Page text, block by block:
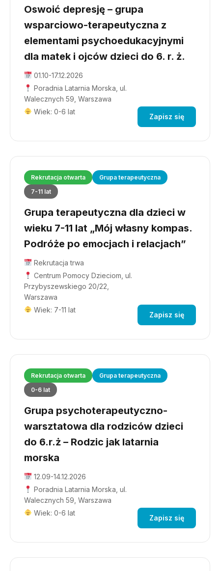
Oswoić depresję – grupa
wsparciowo-terapeutyczna z
elementami psychoedukacyjnymi
dla matek i ojców dzieci do 6. r. ż.
01.10-17.12.2026
Poradnia Latarnia Morska, ul.
Walecznych 59, Warszawa
Wiek: 0-6 lat
Zapisz się
Rekrutacja otwarta
Grupa terapeutyczna
7-11 lat
Grupa terapeutyczna dla dzieci w
wieku 7-11 lat „Mój własny kompas.
Podróże po emocjach i relacjach”
Rekrutacja trwa
Centrum Pomocy Dzieciom, ul.
Przybyszewskiego 20/22,
Warszawa
Wiek: 7-11 lat
Zapisz się
Rekrutacja otwarta
Grupa terapeutyczna
0-6 lat
Grupa psychoterapeutyczno-
warsztatowa dla rodziców dzieci
do 6.r.ż – Rodzic jak latarnia
morska
12.09-14.12.2026
Poradnia Latarnia Morska, ul.
Walecznych 59, Warszawa
Wiek: 0-6 lat
Zapisz się